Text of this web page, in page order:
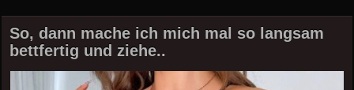
So, dann mache ich mich mal so langsam
bettfertig und ziehe..